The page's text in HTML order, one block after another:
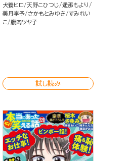
犬養ヒロ
天野こひつじ
遥那もより
美月李予 さかもとみゆき
すみれい
こ
腹肉ツヤ子
試し読み